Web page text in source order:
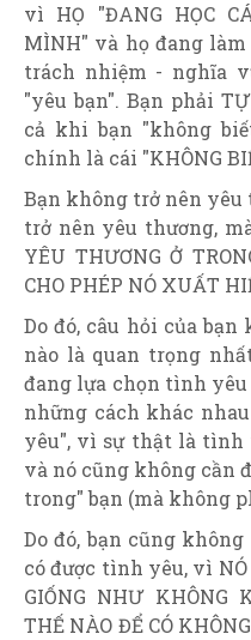
vì HỌ "ĐANG HỌC
MÌNH" và họ đang
trách nhiệm - nghĩa
"yêu bạn". Bạn phải
cả khi bạn "không
chính là cái "KHÔNG
Bạn không trở nên yêu
trở nên yêu thương,
YÊU THƯƠNG Ở
CHO PHÉP NÓ XUẤT
Do đó, câu hỏi của
nào là quan trọng
đang lựa chọn tình
những cách khác
yêu", vì sự thật là tình
và nó cũng không cần
trong" bạn (mà không
Do đó, bạn cũng
có được tình yêu, vì NÓ
GIỐNG NHƯ
THẾ NÀO ĐỂ CÓ